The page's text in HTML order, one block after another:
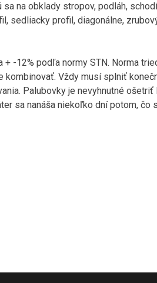
na obklady stropov, podláh,
sedliacky profil, diagonálne,
+ -12% podľa normy STN. Norma
kombinovať. Vždy musí splniť
Palubovky je nevyhnutné
sa nanáša niekoľko dní potom, čo